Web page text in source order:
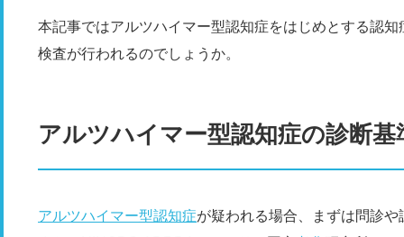
本記事ではアルツハイマー型認知症をはじめとする認
検査が行われるのでしょうか。
アルツハイマー型認知症の診断基
アルツハイマー型認知症が疑われる場合、まずは問診